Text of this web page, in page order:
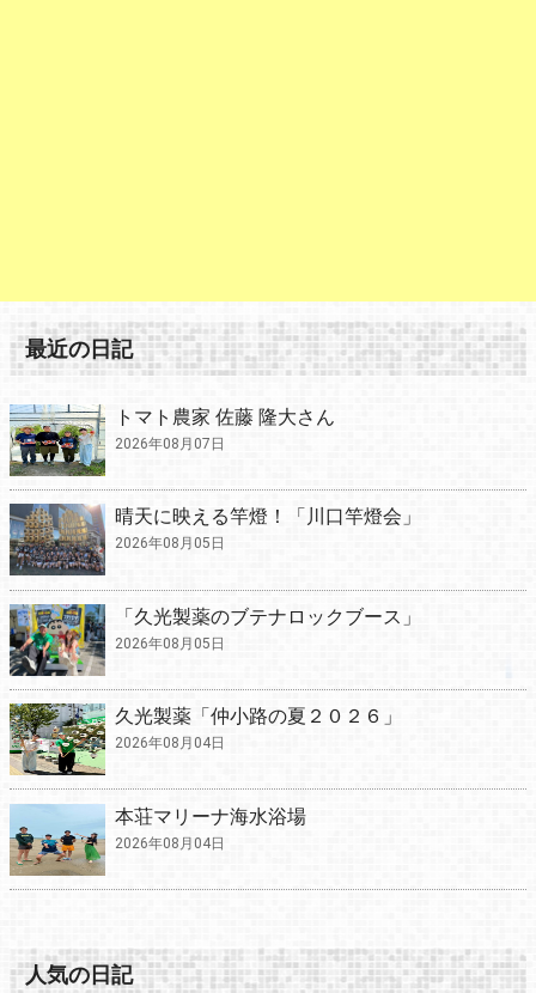
最近の日記
トマト農家 佐藤 隆大さん
2026年08月07日
晴天に映える竿燈！「川口竿燈会」
2026年08月05日
「久光製薬のブテナロックブース」
2026年08月05日
久光製薬「仲小路の夏２０２６」
2026年08月04日
本荘マリーナ海水浴場
2026年08月04日
人気の日記